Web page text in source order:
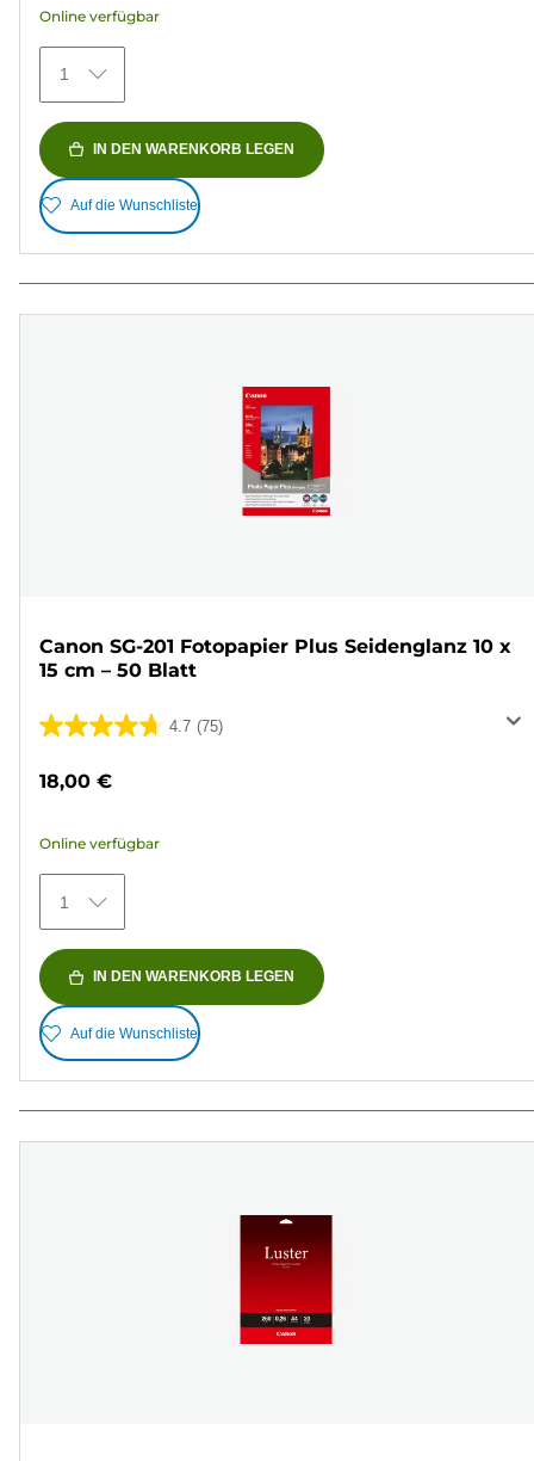
74
Bewertungen
Online verfügbar
1
IN DEN WARENKORB LEGEN
Auf die Wunschliste
Canon SG-201 Fotopapier Plus Seidenglanz 10 x
15 cm – 50 Blatt
4.7 (75)
4.7
75
Bewertungen
18,00 €
Online verfügbar
1
IN DEN WARENKORB LEGEN
Auf die Wunschliste